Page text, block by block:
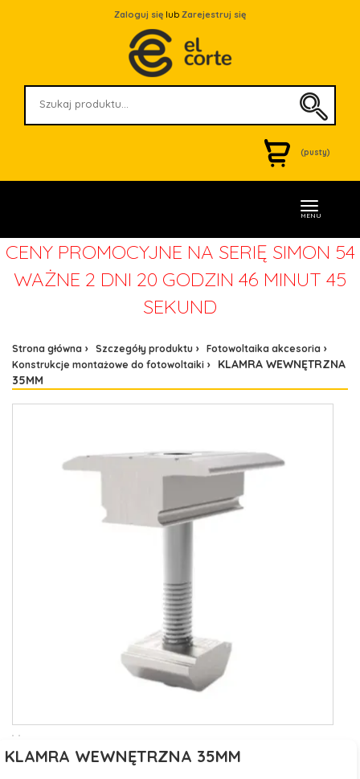
Zaloguj się lub Zarejestruj się
(pusty)
MENU
CENY PROMOCYJNE NA SERIĘ SIMON 54
WAŻNE 2 DNI 20 GODZIN 46 MINUT 45
SEKUND
Strona główna Szczegóły produktu
Fotowoltaika akcesoria
Konstrukcje montażowe do fotowoltaiki
KLAMRA WEWNĘTRZNA
35MM
KLAMRA WEWNĘTRZNA 35MM